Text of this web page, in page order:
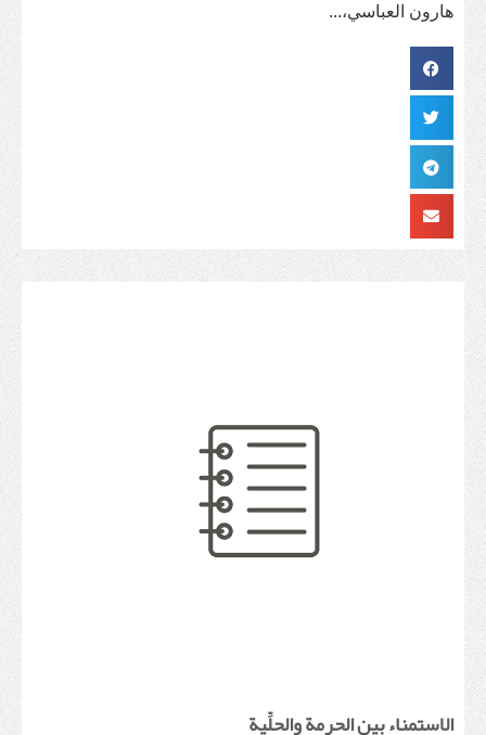
هارون العباسي،...
الاستمناء بين الحرمة والحلِّية